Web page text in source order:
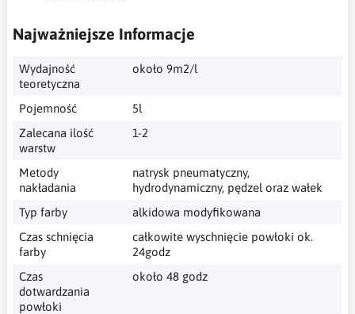
Najważniejsze Informacje
Wydajność
teoretyczna
około 9m2/l
Pojemność
5l
Zalecana ilość
warstw
1-2
Metody
nakładania
natrysk pneumatyczny,
hydrodynamiczny, pędzel oraz wałek
Typ farby
alkidowa modyfikowana
Czas schnięcia
farby
całkowite wyschnięcie powłoki ok.
24godz
Czas
dotwardzania
powłoki
około 48 godz